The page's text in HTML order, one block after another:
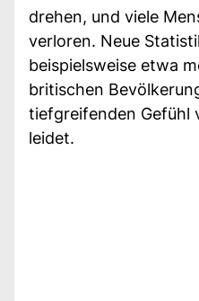
drehen, und viele
verloren. Neue
beispielsweise etwa
britischen
tiefgreifenden Gefühl
leidet.